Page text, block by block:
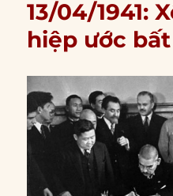
13/04/1941:
hiệp ước